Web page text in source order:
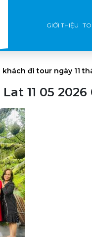
GIỚI THIỆU
khách đi tour ngày 11
11 05 2026